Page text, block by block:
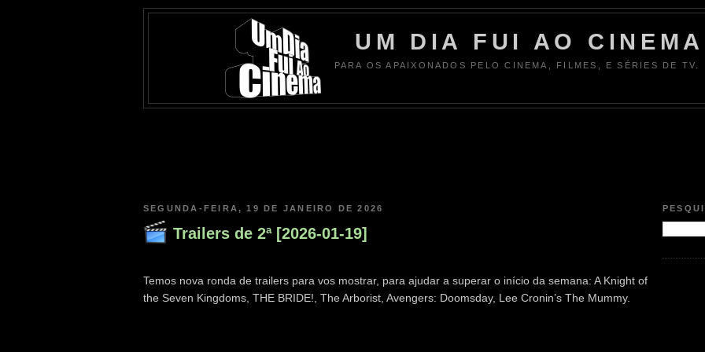
UM DIA FUI AO CINEMA
PARA OS APAIXONADOS PELO CINEMA, FILMES, E SÉRIES DE TV.
SEGUNDA-FEIRA, 19 DE JANEIRO DE 2026
Trailers de 2ª [2026-01-19]
Temos nova ronda de trailers para vos mostrar, para ajudar a superar o início da semana: A Knight of
the Seven Kingdoms, THE BRIDE!, The Arborist, Avengers: Doomsday, Lee Cronin’s The Mummy.